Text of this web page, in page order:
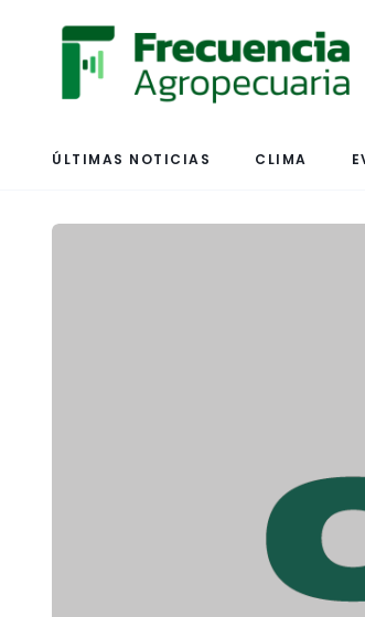
ÚLTIMAS NOTICIAS CLIMA